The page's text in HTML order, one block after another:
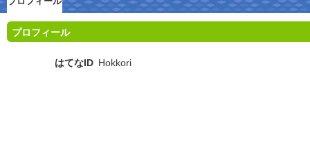
プロフィール
はてなID Hokkori